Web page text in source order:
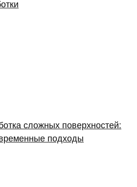
сложных поверхностей:
подходы